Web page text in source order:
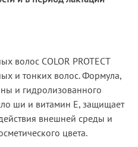
волос COLOR PROTECT
и тонких волос. Формула,
и гидролизованного
ши и витамин Е, защищает
внешней среды и
цвета.